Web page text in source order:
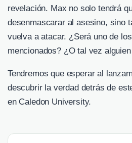
revelación. Max no solo tendrá
desenmascarar al asesino, sino
vuelva a atacar. ¿Será uno de
mencionados? ¿O tal vez
Tendremos que esperar al
descubrir la verdad detrás de
en Caledon University.